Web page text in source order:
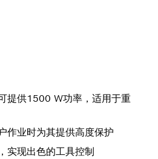
提供1500 W功率，适用于重
作业时为其提供高度保护
实现出色的工具控制